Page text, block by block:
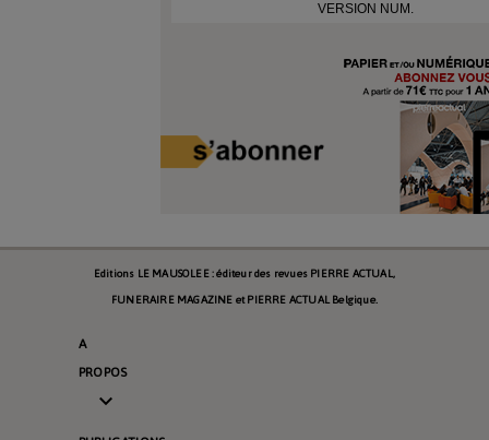
VERSION NUM.
Editions LE MAUSOLEE : éditeur des revues PIERRE ACTUAL,
FUNERAIRE MAGAZINE et PIERRE ACTUAL Belgique.
A
PROPOS
